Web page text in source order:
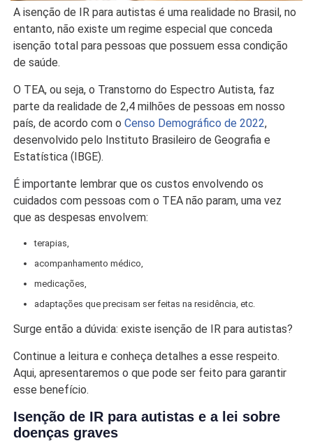
A isenção de IR para autistas é uma realidade no Brasil, no
entanto, não existe um regime especial que conceda
isenção total para pessoas que possuem essa condição
de saúde.
O TEA, ou seja, o Transtorno do Espectro Autista, faz
parte da realidade de 2,4 milhões de pessoas em nosso
país, de acordo com oCenso Demográfico de 2022,
desenvolvido pelo Instituto Brasileiro de Geografia e
Estatística (IBGE).
É importante lembrar que os custos envolvendo os
cuidados com pessoas com o TEA não param, uma vez
que as despesas envolvem:
terapias,
acompanhamento médico,
medicações,
adaptações que precisam ser feitas na residência, etc.
Surge então a dúvida: existe isenção de IR para autistas?
Continue a leitura e conheça detalhes a esse respeito.
Aqui, apresentaremos o que pode ser feito para garantir
esse benefício.
Isenção de IR para autistas e a lei sobre
doenças graves